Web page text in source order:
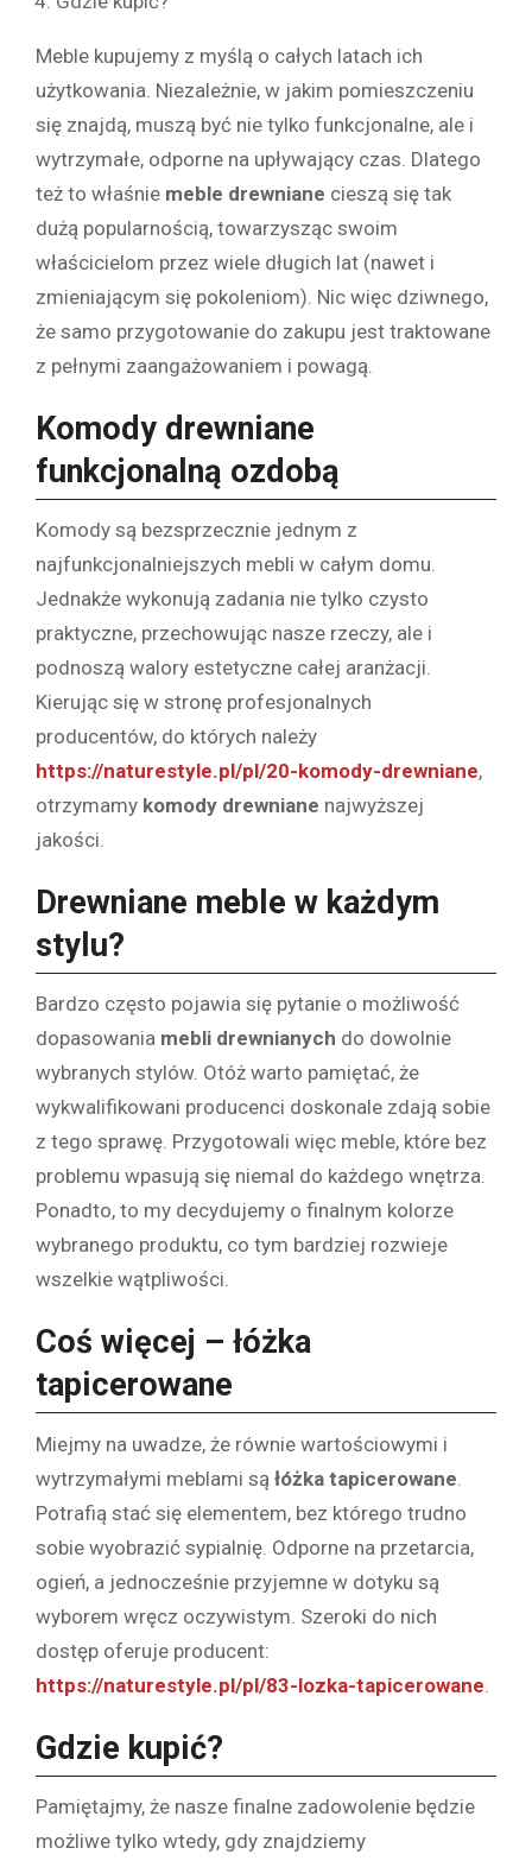
Meble kupujemy z myślą o całych latach ich
użytkowania. Niezależnie, w jakim pomieszczeniu
się znajdą, muszą być nie tylko funkcjonalne, ale i
wytrzymałe, odporne na upływający czas. Dlatego
też to właśnie meble drewniane cieszą się tak
dużą popularnością, towarzysząc swoim
właścicielom przez wiele długich lat (nawet i
zmieniającym się pokoleniom). Nic więc dziwnego,
że samo przygotowanie do zakupu jest traktowane
z pełnymi zaangażowaniem i powagą.
Komody drewniane
funkcjonalną ozdobą
Komody są bezsprzecznie jednym z
najfunkcjonalniejszych mebli w całym domu.
Jednakże wykonują zadania nie tylko czysto
praktyczne, przechowując nasze rzeczy, ale i
podnoszą walory estetyczne całej aranżacji.
Kierując się w stronę profesjonalnych
producentów, do których należy
https://naturestyle.pl/pl/20-komody-drewniane,
otrzymamy komody drewniane najwyższej
jakości.
Drewniane meble w każdym
stylu?
Bardzo często pojawia się pytanie o możliwość
dopasowania mebli drewnianych do dowolnie
wybranych stylów. Otóż warto pamiętać, że
wykwalifikowani producenci doskonale zdają sobie
z tego sprawę. Przygotowali więc meble, które bez
problemu wpasują się niemal do każdego wnętrza.
Ponadto, to my decydujemy o finalnym kolorze
wybranego produktu, co tym bardziej rozwieje
wszelkie wątpliwości.
Coś więcej – łóżka
tapicerowane
Miejmy na uwadze, że równie wartościowymi i
wytrzymałymi meblami są łóżka tapicerowane
Potrafią stać się elementem, bez którego trudno
sobie wyobrazić sypialnię. Odporne na przetarcia,
ogień, a jednocześnie przyjemne w dotyku są
wyborem wręcz oczywistym. Szeroki do nich
dostęp oferuje producent:
https://naturestyle.pl/pl/83-lozka-tapicerowane
Gdzie kupić?
Pamiętajmy, że nasze finalne zadowolenie będzie
możliwe tylko wtedy, gdy znajdziemy